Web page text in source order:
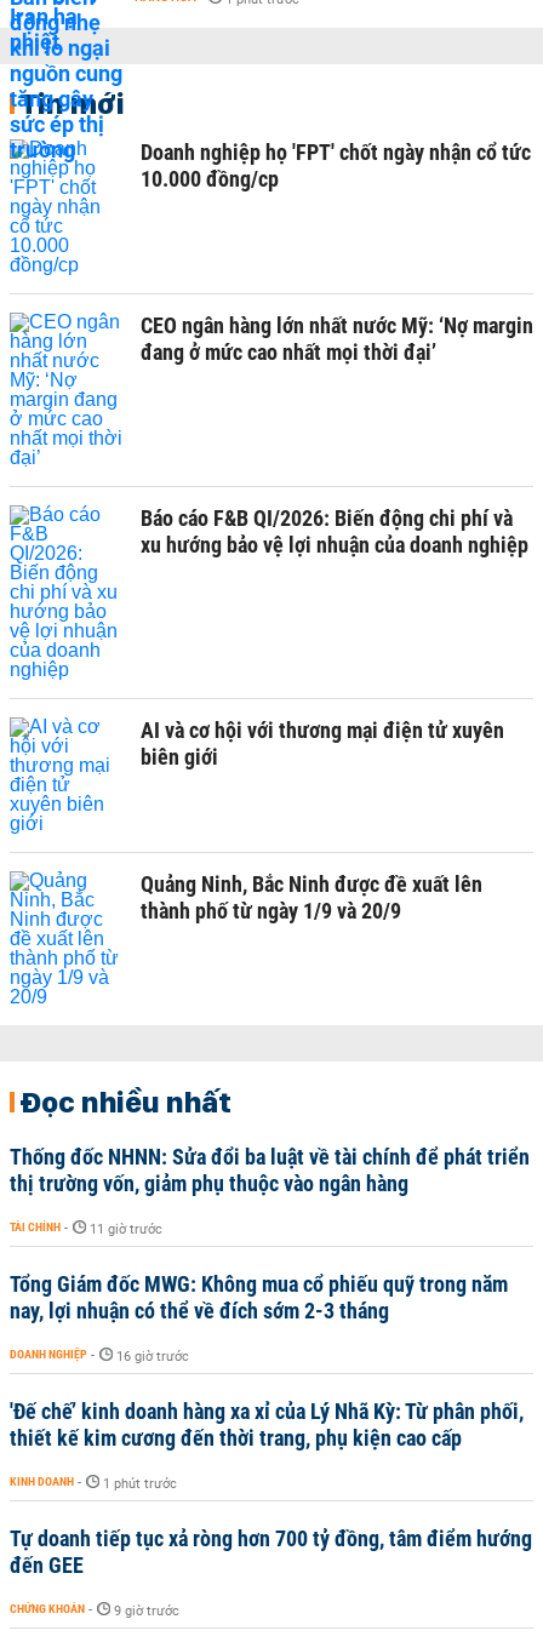
Tin mới
Doanh nghiệp họ 'FPT' chốt ngày nhận cổ tức
10.000 đồng/cp
CEO ngân hàng lớn nhất nước Mỹ: ‘Nợ margin
đang ở mức cao nhất mọi thời đại’
Báo cáo F&B QI/2026: Biến động chi phí và
xu hướng bảo vệ lợi nhuận của doanh nghiệp
AI và cơ hội với thương mại điện tử xuyên
biên giới
Quảng Ninh, Bắc Ninh được đề xuất lên
thành phố từ ngày 1/9 và 20/9
Đọc nhiều nhất
Thống đốc NHNN: Sửa đổi ba luật về tài chính để phát triển
thị trường vốn, giảm phụ thuộc vào ngân hàng
TÀI CHÍNH - 11 giờ trước
Tổng Giám đốc MWG: Không mua cổ phiếu quỹ trong năm
nay, lợi nhuận có thể về đích sớm 2-3 tháng
DOANH NGHIỆP - 16 giờ trước
'Đế chế’ kinh doanh hàng xa xỉ của Lý Nhã Kỳ: Từ phân phối,
thiết kế kim cương đến thời trang, phụ kiện cao cấp
KINH DOANH - 1 phút trước
Tự doanh tiếp tục xả ròng hơn 700 tỷ đồng, tâm điểm hướng
đến GEE
CHỨNG KHOÁN - 9 giờ trước